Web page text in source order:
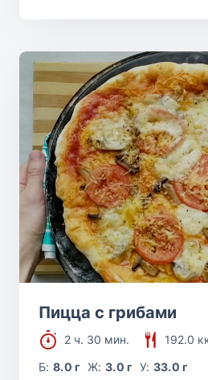
Пицца с грибами
2 ч. 30 мин.
192.0
Б:8.0 г Ж: 3.0 г У: 33.0 г